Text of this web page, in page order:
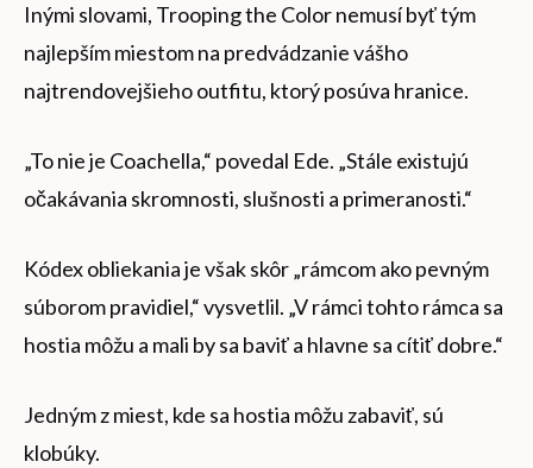
Inými slovami, Trooping the Color nemusí byť tým
najlepším miestom na predvádzanie vášho
najtrendovejšieho outfitu, ktorý posúva hranice.
„To nie je Coachella,“ povedal Ede. „Stále existujú
očakávania skromnosti, slušnosti a primeranosti.“
Kódex obliekania je však skôr „rámcom ako pevným
súborom pravidiel,“ vysvetlil. „V rámci tohto rámca sa
hostia môžu a mali by sa baviť a hlavne sa cítiť dobre.“
Jedným z miest, kde sa hostia môžu zabaviť, sú
klobúky.